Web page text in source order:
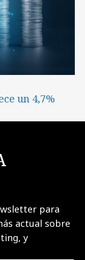
un 4,7%
para
actual sobre
y